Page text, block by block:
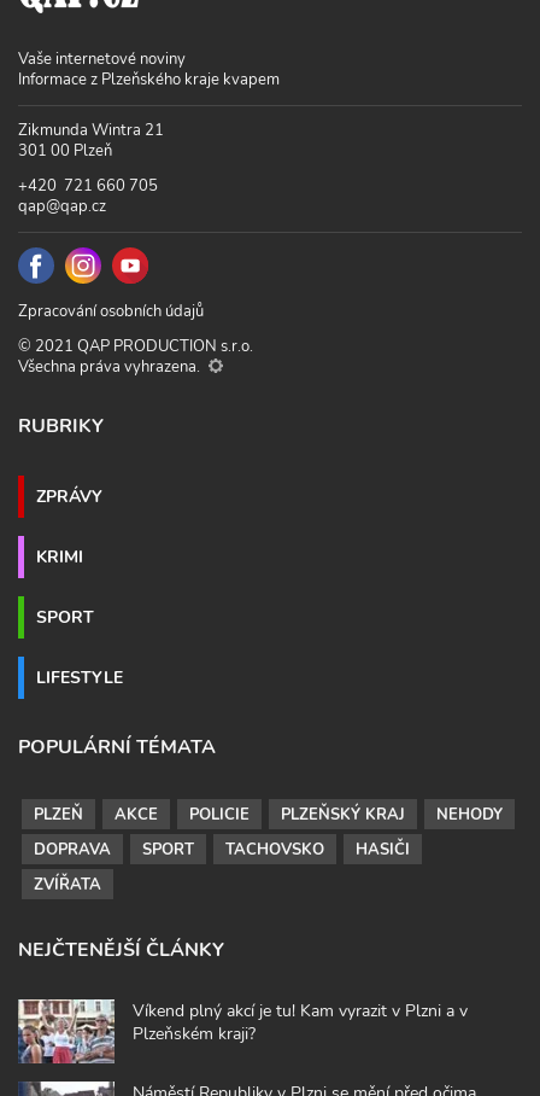
Vaše internetové noviny
Informace z Plzeňského kraje kvapem
Zikmunda Wintra 21
301 00 Plzeň
+420 721 660 705
qap@qap.cz
Zpracování osobních údajů
© 2021 QAP PRODUCTION s.r.o.
Všechna práva vyhrazena.
RUBRIKY
ZPRÁVY
KRIMI
SPORT
LIFESTYLE
POPULÁRNÍ TÉMATA
PLZEŇ AKCE POLICIE PLZEŇSKÝ KRAJ
NEHODY
DOPRAVA
SPORT TACHOVSKO
HASIČI
ZVÍŘATA
NEJČTENĚJŠÍ ČLÁNKY
Víkend plný akcí je tu! Kam vyrazit v Plzni a v
Plzeňském kraji?